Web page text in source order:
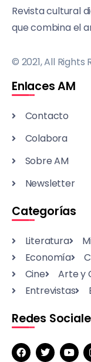
Revista cultural
que combina el
© 2021, All Rights
Enlaces AM
Contacto
Colabora
Sobre AM
Newsletter
Categorías
Literatura
Economía
Cine
Arte y
Entrevistas
Redes